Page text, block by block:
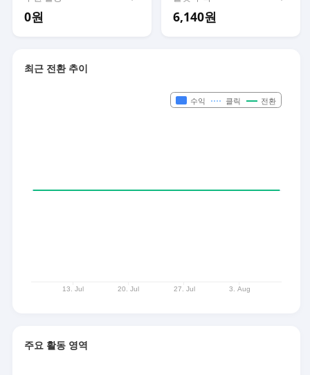
0원 6,140원
최근 전환 추이
주요 활동 영역